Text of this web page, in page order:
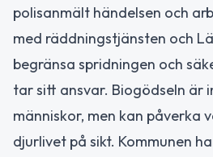
polisanmält händelsen och
med räddningstjänsten och
begränsa spridningen och
tar sitt ansvar. Biogödseln är
människor, men kan påverka
djurlivet på sikt. Kommunen